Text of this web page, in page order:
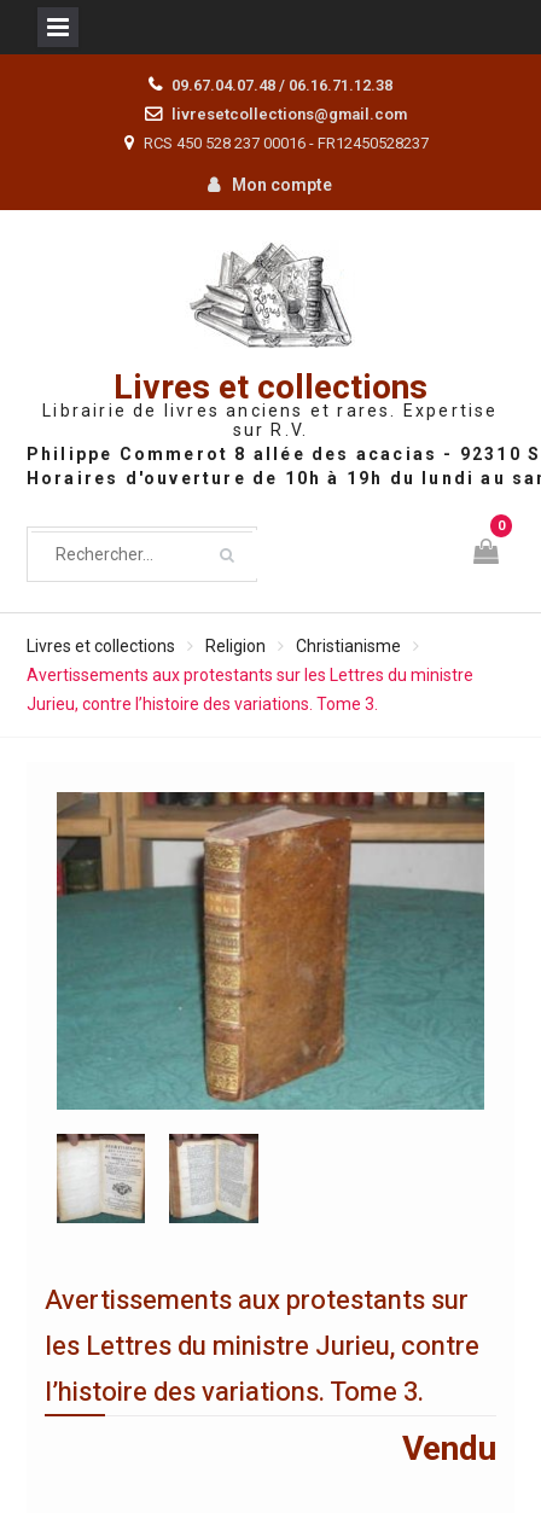
09.67.04.07.48 / 06.16.71.12.38
livresetcollections@gmail.com
RCS 450 528 237 00016 - FR12450528237
Mon compte
Livres et collections
Librairie de livres anciens et rares. Expertise
sur R.V.
0
Livres et collections Religion
Christianisme
Avertissements aux protestants sur les Lettres du ministre
Jurieu, contre l’histoire des variations. Tome 3.
Avertissements aux protestants sur
les Lettres du ministre Jurieu, contre
l’histoire des variations. Tome 3.
Vendu